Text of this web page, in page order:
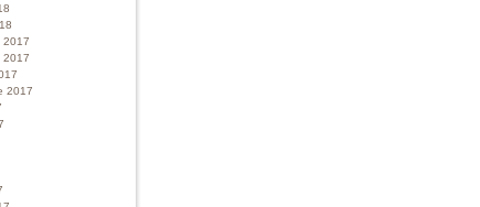
2017
2017
2017